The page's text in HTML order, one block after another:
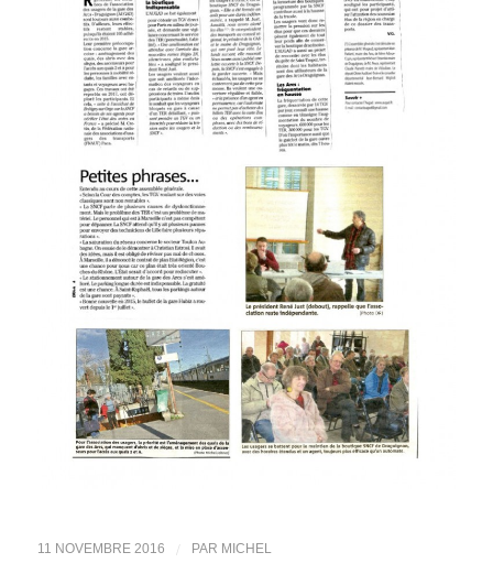
11 NOVEMBRE 2016 / PAR MICHEL